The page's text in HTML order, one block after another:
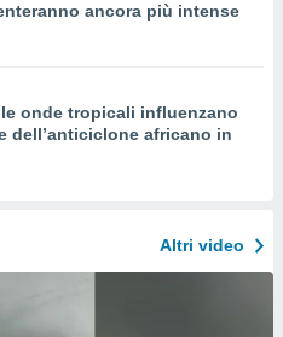
ancora più intense
onde tropicali influenzano
dell’anticiclone africano in
Altri video